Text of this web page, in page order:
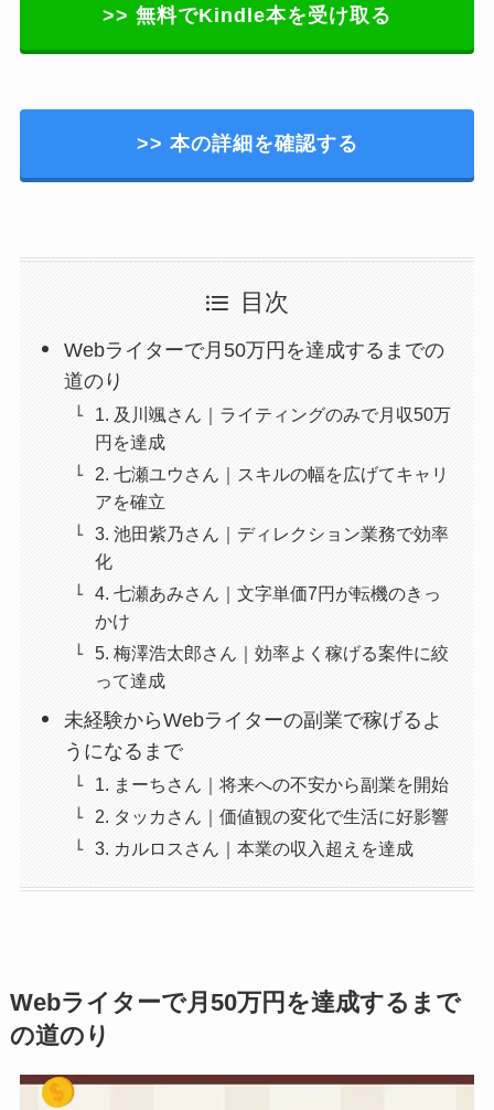
>> 無料でKindle本を受け取る
>> 本の詳細を確認する
目次
Webライターで月50万円を達成するまでの
道のり
1. 及川颯さん｜ライティングのみで月収50万
円を達成
2. 七瀬ユウさん｜スキルの幅を広げてキャリ
アを確立
3. 池田紫乃さん｜ディレクション業務で効率
化
4. 七瀬あみさん｜文字単価7円が転機のきっ
かけ
5. 梅澤浩太郎さん｜効率よく稼げる案件に絞
って達成
未経験からWebライターの副業で稼げるよ
うになるまで
1. まーちさん｜将来への不安から副業を開始
2. タッカさん｜価値観の変化で生活に好影響
3. カルロスさん｜本業の収入超えを達成
Webライターで月50万円を達成するまで
の道のり